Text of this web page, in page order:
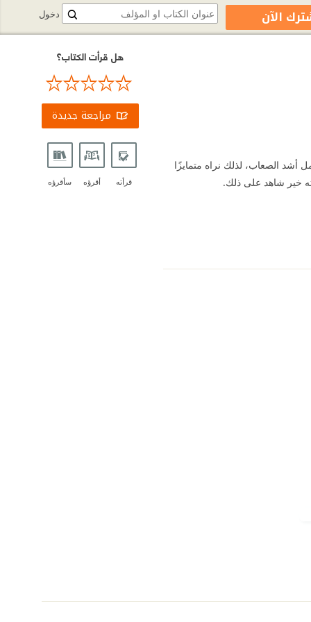
الصعاب، لذلك نراه متمايزًا
خير شاهد على ذلك.
هل قرأت الكتاب؟
مراجعة جديدة
قرأته أقرؤه سأقرؤه
دخول الآن